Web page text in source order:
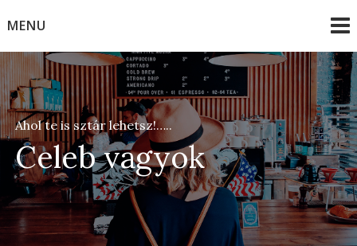
toMENU
Celeb vagyok
Ahol te is sztár lehetsz!…..